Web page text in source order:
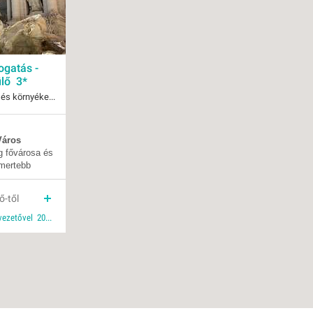
TOURS
magyar nyelvű idegenvezetővel 2026 tavasz 2026 városlátogatás 2026 ősz idegenvezetővel
-
3*
Olaszország, Róma és környéke, Róma
tól
menetrendszerinti járattal
fővárosa és
Az
emlegetett
től